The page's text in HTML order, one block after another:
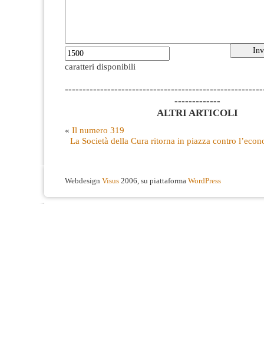
caratteri disponibili
-------------
ALTRI ARTICOLI
« Il numero 319
La Società della Cura ritorna in piazza contro
Webdesign Visus 2006, su piattaforma WordPress